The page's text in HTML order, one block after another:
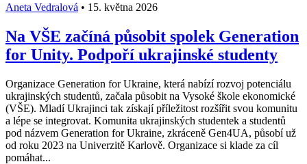
Aneta Vedralová • 15. května 2026
Na VŠE začíná působit spolek Generation
for Unity. Podpoří ukrajinské studenty
Organizace Generation for Ukraine, která nabízí rozvoj potenciálu
ukrajinských studentů, začala působit na Vysoké škole ekonomické
(VŠE). Mladí Ukrajinci tak získají příležitost rozšířit svou komunitu
a lépe se integrovat. Komunita ukrajinských studentek a studentů
pod názvem Generation for Ukraine, zkráceně Gen4UA, působí už
od roku 2023 na Univerzitě Karlově. Organizace si klade za cíl
pomáhat...